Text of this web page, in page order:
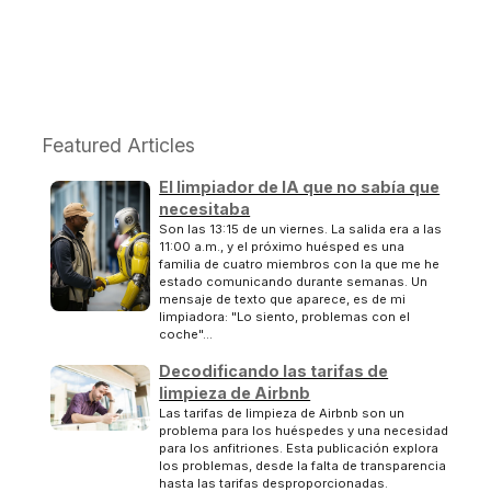
Featured Articles
El limpiador de IA que no sabía que
necesitaba
Son las 13:15 de un viernes. La salida era a las
11:00 a.m., y el próximo huésped es una
familia de cuatro miembros con la que me he
estado comunicando durante semanas. Un
mensaje de texto que aparece, es de mi
limpiadora: "Lo siento, problemas con el
coche"...
Decodificando las tarifas de
limpieza de Airbnb
Las tarifas de limpieza de Airbnb son un
problema para los huéspedes y una necesidad
para los anfitriones. Esta publicación explora
los problemas, desde la falta de transparencia
hasta las tarifas desproporcionadas.